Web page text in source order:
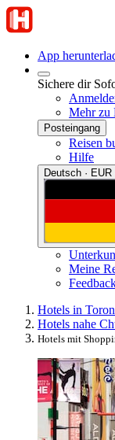
App
Sichere dir
Mehr zu
Posteingang
Reisen
Hilfe
Deutsch · EUR
Meine
Hotels in
Hotels nahe
Hotels mit